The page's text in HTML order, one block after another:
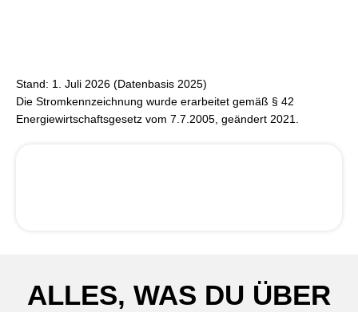
Stand: 1. Juli 2026 (Datenbasis 2025)
Die Stromkennzeichnung wurde erarbeitet gemäß § 42
Energiewirtschaftsgesetz vom 7.7.2005, geändert 2021.
ALLES, WAS DU ÜBER